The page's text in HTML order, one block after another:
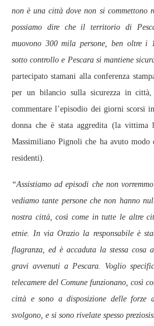
non è una città dove non si commettono
possiamo dire che il territorio di
muovono 300 mila persone, ben oltre i
sotto controllo e Pescara si mantiene
partecipato stamani alla conferenza
per un bilancio sulla sicurezza in
commentare l’episodio dei giorni scorsi
donna che è stata aggredita (la vittima
Massimiliano Pignoli che ha avuto
residenti).
“Assistiamo ad episodi che non
vediamo tante persone che non hanno
nostra città, così come in tutte le altre
etnie. In via Orazio la responsabile è
flagranza, ed è accaduta la stessa cosa
gravi avvenuti a Pescara. Voglio
telecamere del Comune funzionano, così
città e sono a disposizione delle forze
svolgono, e si sono rivelate spesso